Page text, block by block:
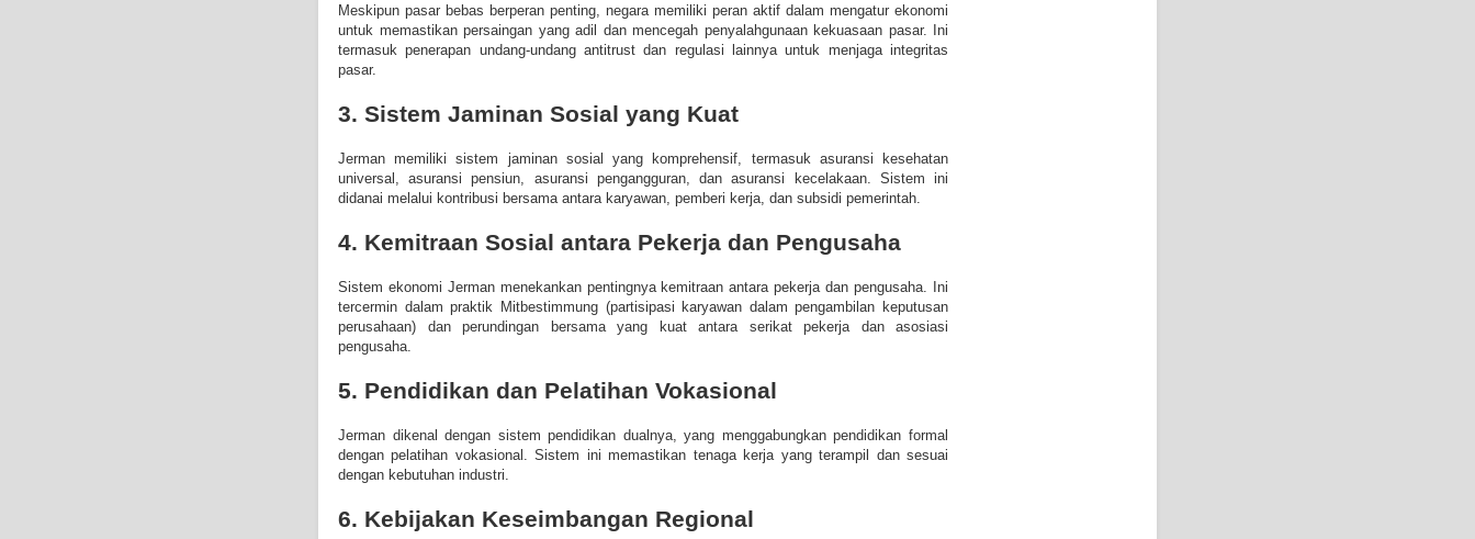
Meskipun pasar bebas berperan penting, negara memiliki peran aktif dalam mengatur ekonomi
untuk memastikan persaingan yang adil dan mencegah penyalahgunaan kekuasaan pasar. Ini
termasuk penerapan undang-undang antitrust dan regulasi lainnya untuk menjaga integritas
pasar.
3. Sistem Jaminan Sosial yang Kuat
Jerman memiliki sistem jaminan sosial yang komprehensif, termasuk asuransi kesehatan
universal, asuransi pensiun, asuransi pengangguran, dan asuransi kecelakaan. Sistem ini
didanai melalui kontribusi bersama antara karyawan, pemberi kerja, dan subsidi pemerintah.
4. Kemitraan Sosial antara Pekerja dan Pengusaha
Sistem ekonomi Jerman menekankan pentingnya kemitraan antara pekerja dan pengusaha. Ini
tercermin dalam praktik Mitbestimmung (partisipasi karyawan dalam pengambilan keputusan
perusahaan) dan perundingan bersama yang kuat antara serikat pekerja dan asosiasi
pengusaha.
5. Pendidikan dan Pelatihan Vokasional
Jerman dikenal dengan sistem pendidikan dualnya, yang menggabungkan pendidikan formal
dengan pelatihan vokasional. Sistem ini memastikan tenaga kerja yang terampil dan sesuai
dengan kebutuhan industri.
6. Kebijakan Keseimbangan Regional